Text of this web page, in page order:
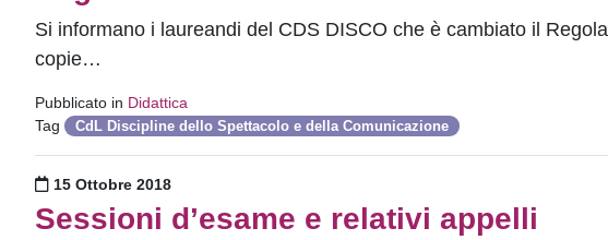
Si informano i laureandi del CDS DISCO che è cambiato il
copie…
Pubblicato in Didattica
Tag
CdL Discipline dello Spettacolo e della Comunicazione
Pubblicato il
15 Ottobre 2018
Sessioni d’esame e relativi appelli